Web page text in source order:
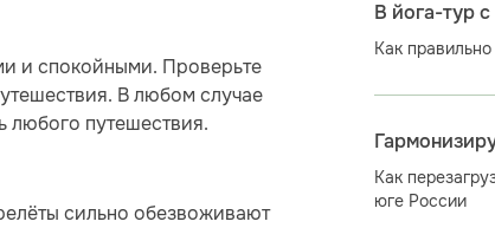
и спокойными. Проверьте
В любом случае
любого путешествия.
сильно обезвоживают
В йога-тур
Как
Как
юге России